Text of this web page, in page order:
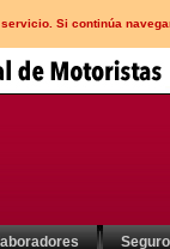
Si continúa